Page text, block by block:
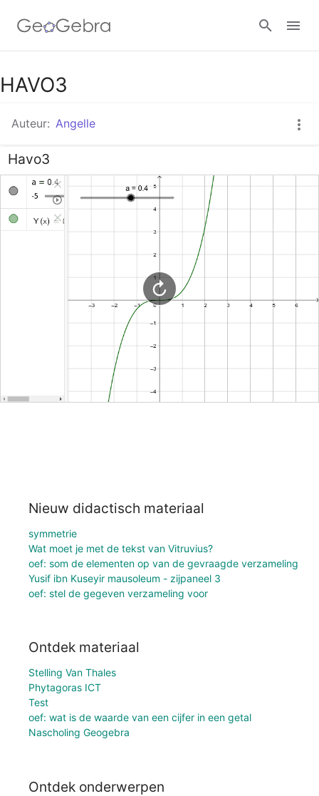
Google Classroom
GeoGebra Klaslokaal
Aanmelden
HAVO3
Auteur: Angelle
Havo3
Nieuw didactisch materiaal
symmetrie
Wat moet je met de tekst van Vitruvius?
oef: som de elementen op van de gevraagde verzameling
Yusif ibn Kuseyir mausoleum - zijpaneel 3
oef: stel de gegeven verzameling voor
Ontdek materiaal
Stelling Van Thales
Phytagoras ICT
Test
oef: wat is de waarde van een cijfer in een getal
Nascholing Geogebra
Ontdek onderwerpen